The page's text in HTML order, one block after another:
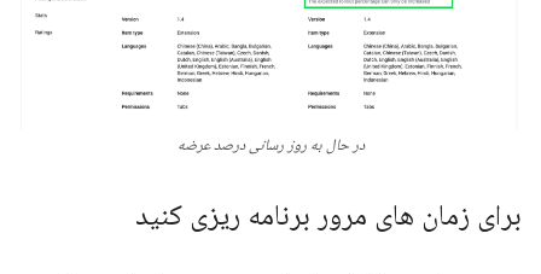
در حال به روز رسانی درصد عرضه
برای زمان های مرور برنامه ریزی کنید